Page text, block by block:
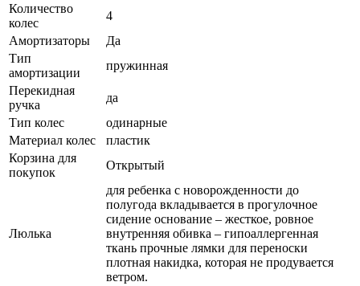
Количество
колес
4
Амортизаторы
Да
Тип
амортизации
пружинная
Перекидная
ручка
да
Тип колес
одинарные
Материал колес
пластик
Корзина для
покупок
Открытый
Люлька
для ребенка с новорожденности до
полугода вкладывается в прогулочное
сидение основание – жесткое, ровное
внутренняя обивка – гипоаллергенная
ткань прочные лямки для переноски
плотная накидка, которая не продувается
ветром.